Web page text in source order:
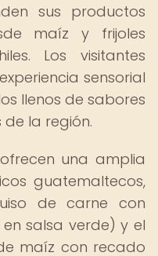
sus productos
maíz y frijoles
Los visitantes
sensorial
llenos de sabores
la región.
una amplia
guatemaltecos,
de carne con
salsa verde) y el
maíz con recado